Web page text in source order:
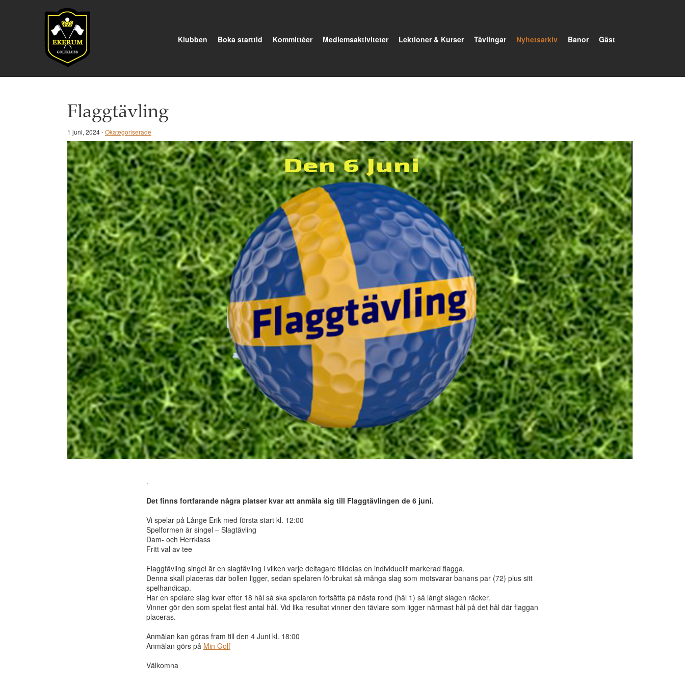
Klubben Boka starttid Kommittéer Medlemsaktiviteter Lektioner & Kurser Tävlingar Nyhetsarkiv Banor Gäst
Flaggtävling
1 juni, 2024 -Okategoriserade
.
Det finns fortfarande några platser kvar att anmäla sig till Flaggtävlingen de 6 juni.
Vi spelar på Långe Erik med första start kl. 12:00
Spelformen är singel – Slagtävling
Dam- och Herrklass
Fritt val av tee
Flaggtävling singel är en slagtävling i vilken varje deltagare tilldelas en individuellt markerad flagga.
Denna skall placeras där bollen ligger, sedan spelaren förbrukat så många slag som motsvarar banans par (72) plus sitt
spelhandicap.
Har en spelare slag kvar efter 18 hål så ska spelaren fortsätta på nästa rond (hål 1) så långt slagen räcker.
Vinner gör den som spelat flest antal hål. Vid lika resultat vinner den tävlare som ligger närmast hål på det hål där flaggan
placeras.
Anmälan kan göras fram till den 4 Juni kl. 18:00
Anmälan görs på Min Golf
Välkomna